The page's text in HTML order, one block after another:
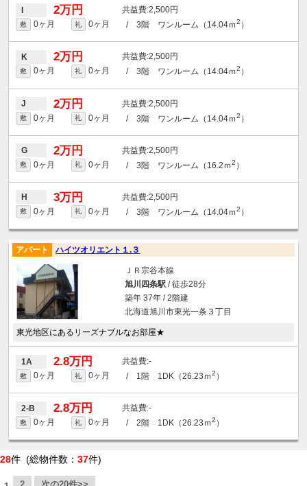
I 2万円 2,500円
敷 0ヶ月 礼 0ヶ月 / 3階 ワンルーム（14.04ｍ2 ）
K 2万円 2,500円
敷 0ヶ月 礼 0ヶ月 / 3階 ワンルーム（14.04ｍ2 ）
J 2万円 2,500円
敷 0ヶ月 礼 0ヶ月 / 3階 ワンルーム（14.04ｍ2 ）
G 2万円 2,500円
敷 0ヶ月 礼 0ヶ月 / 3階 ワンルーム（16.2ｍ2 ）
H 3万円 2,500円
敷 0ヶ月 礼 0ヶ月 / 3階 ワンルーム（14.04ｍ2 ）
アパート ハイツオリエント１.３
ＪＲ宗谷本線
旭川四条駅/ 徒歩28分
築年 37年 / 2階建
北海道旭川市東光一条３丁目
東光地区にあるリーズナブルなお部屋★
1A 2.8万円 -
敷 0ヶ月 礼 0ヶ月 / 1階 1DK（26.23ｍ2 ）
2-B 2.8万円 -
敷 0ヶ月 礼 0ヶ月 / 2階 1DK（26.23ｍ2 ）
28件 (総物件数： 37件)